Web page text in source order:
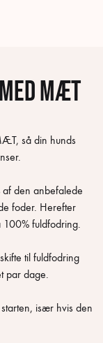
MÆT
så din hunds
af den anbefalede
foder. Herefter
fuldfodring.
til fuldfodring
par dage.
især hvis den